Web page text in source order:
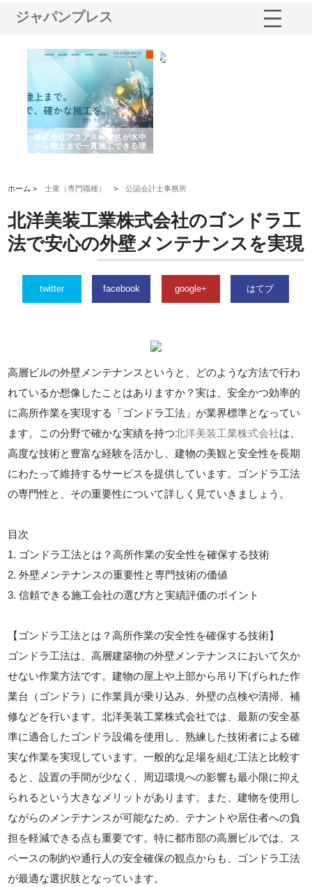
ジャパンプレス
株式会社アクアスペースが水中
から陸上まで一貫施工できる理
由
ホーム >士業（専門職種） >公認会計士事務所
北洋美装工業株式会社のゴンドラ工
法で安心の外壁メンテナンスを実現
twitter facebook google+ はてブ
高層ビルの外壁メンテナンスというと、どのような方法で行わ
れているか想像したことはありますか？実は、安全かつ効率的
に高所作業を実現する「ゴンドラ工法」が業界標準となってい
ます。この分野で確かな実績を持つ北洋美装工業株式会社は、
高度な技術と豊富な経験を活かし、建物の美観と安全性を長期
にわたって維持するサービスを提供しています。ゴンドラ工法
の専門性と、その重要性について詳しく見ていきましょう。
目次
1. ゴンドラ工法とは？高所作業の安全性を確保する技術
2. 外壁メンテナンスの重要性と専門技術の価値
3. 信頼できる施工会社の選び方と実績評価のポイント
【ゴンドラ工法とは？高所作業の安全性を確保する技術】
ゴンドラ工法は、高層建築物の外壁メンテナンスにおいて欠か
せない作業方法です。建物の屋上や上部から吊り下げられた作
業台（ゴンドラ）に作業員が乗り込み、外壁の点検や清掃、補
修などを行います。北洋美装工業株式会社では、最新の安全基
準に適合したゴンドラ設備を使用し、熟練した技術者による確
実な作業を実現しています。一般的な足場を組む工法と比較す
ると、設置の手間が少なく、周辺環境への影響も最小限に抑え
られるという大きなメリットがあります。また、建物を使用し
ながらのメンテナンスが可能なため、テナントや居住者への負
担を軽減できる点も重要です。特に都市部の高層ビルでは、ス
ペースの制約や通行人の安全確保の観点からも、ゴンドラ工法
が最適な選択肢となっています。